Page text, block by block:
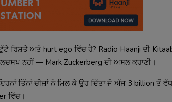
ਰਿਸ਼ਤੇ ਅਤੇ hurt ego ਵਿੱਚ ਹੈ? Radio Haanji ਦੀ
ਨਹੀਂ — Mark Zuckerberg ਦੀ ਅਸਲ ਕਹਾਣੀ।
ਤਿੰਨਾਂ ਚੀਜ਼ਾਂ ਨੇ ਮਿਲ ਕੇ ਉਹ ਦਿੱਤਾ ਜੋ ਅੱਜ 3 billion ਤੋਂ
ਵਿੱਚ।